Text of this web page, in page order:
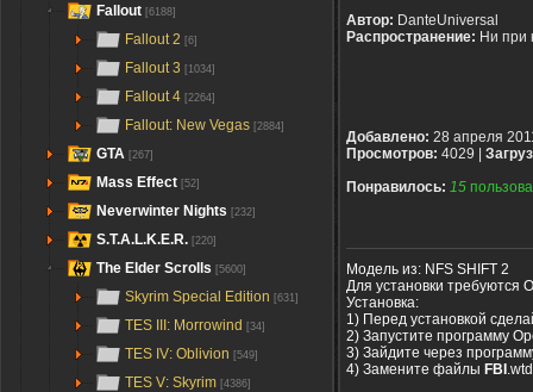
Fallout [6188]
Fallout 2 [6]
Fallout 3 [1034]
Fallout 4 [2264]
Fallout: New Vegas [2884]
GTA [267]
Mass Effect [52]
Neverwinter Nights [232]
S.T.A.L.K.E.R. [220]
The Elder Scrolls [5600]
Skyrim Special Edition [631]
TES III: Morrowind [34]
TES IV: Oblivion [549]
TES V: Skyrim [4386]
Автор: DanteUniversal
Распространение: Ни при
Добавлено: 28 апреля
Просмотров: 4029 |
Понравилось: 15
Модель из: NFS SHIFT 2
Для установки требуются
Установка:
1) Перед установкой
2) Запустите программу
3) Зайдите через
4) Замените файлы FBI